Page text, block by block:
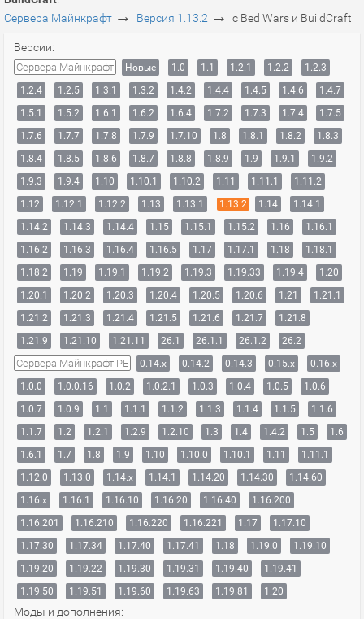
Сервера Майнкрафт → Версия 1.13.2 → с Bed Wars и BuildCraft
Версии:
Сервера Майнкрафт Новые 1.0 1.1 1.2.1 1.2.2
1.2.3
1.2.4
1.2.5 1.3.1 1.3.2 1.4.2 1.4.4 1.4.5 1.4.6
1.4.7
1.5.1
1.5.2 1.6.1 1.6.2 1.6.4 1.7.2 1.7.3 1.7.4
1.7.5
1.7.6
1.7.7 1.7.8 1.7.9 1.7.10 1.8 1.8.1 1.8.2
1.8.3
1.8.4
1.8.5 1.8.6 1.8.7 1.8.8 1.8.9 1.9 1.9.1
1.9.2
1.9.3
1.9.4 1.10 1.10.1 1.10.2 1.11 1.11.1
1.11.2
1.12
1.12.1 1.12.2 1.13 1.13.1 1.13.2 1.14
1.14.1
1.14.2
1.14.3 1.14.4 1.15 1.15.1 1.15.2 1.16
1.16.1
1.16.2
1.16.3 1.16.4 1.16.5 1.17 1.17.1 1.18
1.18.1
1.18.2
1.19 1.19.1 1.19.2 1.19.3 1.19.33 1.19.4
1.20
1.20.1
1.20.2 1.20.3 1.20.4 1.20.5 1.20.6 1.21
1.21.1
1.21.2
1.21.3 1.21.4 1.21.5 1.21.6 1.21.7
1.21.8
1.21.9
1.21.10 1.21.11 26.1 26.1.1 26.1.2 26.2
Сервера Майнкрафт PE 0.14.x 0.14.2 0.14.3 0.15.x
0.16.x
1.0.0
1.0.0.16 1.0.2 1.0.2.1 1.0.3 1.0.4 1.0.5
1.0.6
1.0.7
1.0.9 1.1 1.1.1 1.1.2 1.1.3 1.1.4 1.1.5
1.1.6
1.1.7
1.2 1.2.1 1.2.9 1.2.10 1.3 1.4 1.4.2 1.5
1.6
1.6.1
1.7 1.8 1.9 1.10 1.10.0 1.10.1 1.11
1.11.1
1.12.0
1.13.0 1.14.x 1.14.1 1.14.20 1.14.30
1.14.60
1.16.x
1.16.1 1.16.10 1.16.20 1.16.40
1.16.200
1.16.201
1.16.210 1.16.220 1.16.221 1.17
1.17.10
1.17.30
1.17.34 1.17.40 1.17.41 1.18 1.19.0
1.19.10
1.19.20
1.19.22 1.19.30 1.19.31 1.19.40
1.19.41
1.19.50
1.19.51 1.19.60 1.19.63 1.19.81 1.20
Моды и дополнения: